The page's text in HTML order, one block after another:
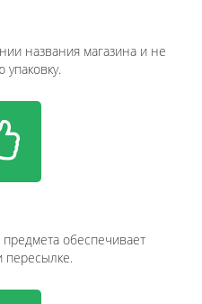
названия магазина и не
предмета обеспечивает
пересылке.